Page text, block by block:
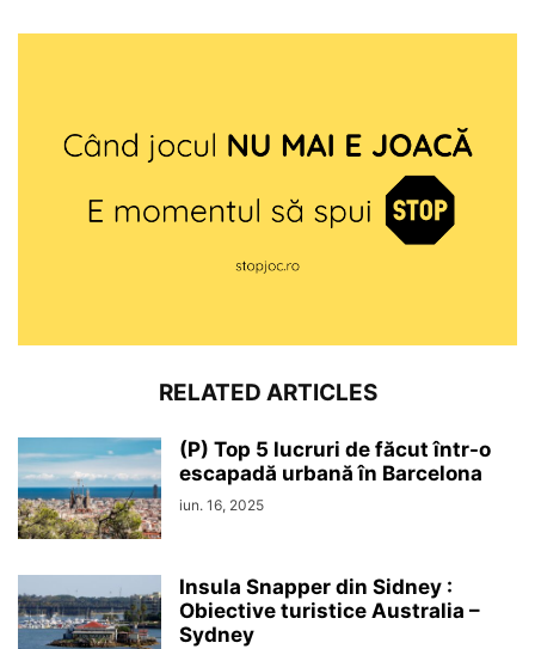
RELATED ARTICLES
(P) Top 5 lucruri de făcut într-o
escapadă urbană în Barcelona
iun. 16, 2025
Insula Snapper din Sidney :
Obiective turistice Australia –
Sydney